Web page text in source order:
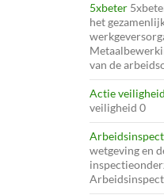
5xbeter
het
van de
Actie
veiligheid 0
wetgeving en